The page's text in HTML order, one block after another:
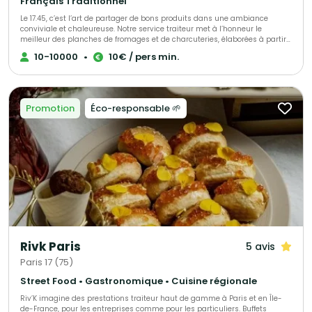
Le 17.45, c’est l’art de partager de bons produits dans une ambiance
conviviale et chaleureuse. Notre service traiteur met à l’honneur le
meilleur des planches de fromages et de charcuteries, élaborées à partir
de produits français, locaux et soigneusement sélectionnés. Nous créons
des moments gourmands sur mesure, pour vos événements
authentique et raffinée — avec une attention particulière portée à la
qualité, au goût et à la convivialité. Nous accompagnons nos clients de A
à Z, de la première idée à la mise en place le jour J. Notre équipe est à
votre écoute pour adapter entièrement votre devis : formats, quantités,
options, service… tout est modulable selon vos envies et vos besoins. Chez
Le 17.45, notre mission est simple : sublimer vos événements avec des
produits de caractère et une ambiance qui rassemble.
10-10000 • 10€ / pers min.
Promotion Éco-responsable 🌱
Rivk Paris 5 avis
Paris 17 (75)
Street Food • Gastronomique • Cuisine régionale
Riv’K imagine des prestations traiteur haut de gamme à Paris et en Île-
de-France, pour les entreprises comme pour les particuliers. Buffets